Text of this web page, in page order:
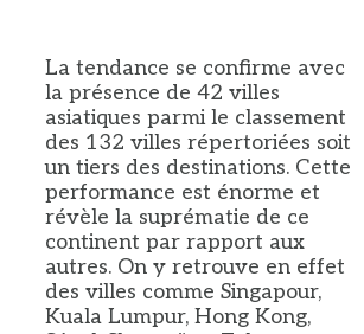
La tendance se confirme avec
la présence de 42 villes
asiatiques parmi le classement
des 132 villes répertoriées soit
un tiers des destinations. Cette
performance est énorme et
révèle la suprématie de ce
continent par rapport aux
autres. On y retrouve en effet
des villes comme Singapour,
Kuala Lumpur, Hong Kong,